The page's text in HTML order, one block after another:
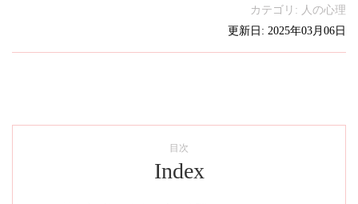
カテゴリ: 人の心理
更新日: 2025年03月06日
目次
Index